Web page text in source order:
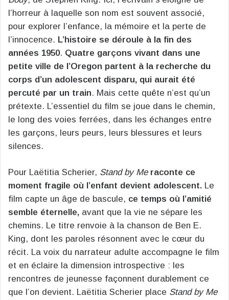
l’horreur à laquelle son nom est souvent associé,
pour explorer l’enfance, la mémoire et la perte de
l’innocence. L’histoire se déroule à la fin des
années 1950. Quatre garçons vivant dans une
petite ville de l’Oregon partent à la recherche du
corps d’un adolescent disparu, qui aurait été
percuté par un train. Mais cette quête n’est qu’un
prétexte. L’essentiel du film se joue dans le chemin,
le long des voies ferrées, dans les échanges entre
les garçons, leurs peurs, leurs blessures et leurs
silences.
Pour Laëtitia Scherier, Stand by Me raconte ce
moment fragile où l’enfant devient adolescent. Le
film capte un âge de bascule, ce temps où l’amitié
semble éternelle, avant que la vie ne sépare les
chemins. Le titre renvoie à la chanson de Ben E.
King, dont les paroles résonnent avec le cœur du
récit. La voix du narrateur adulte accompagne le film
et en éclaire la dimension introspective : les
rencontres de jeunesse façonnent durablement ce
que l’on devient. Laëtitia Scherier place Stand by Me